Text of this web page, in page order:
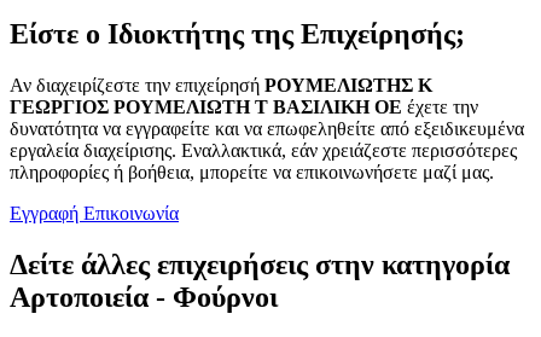
Είστε ο Ιδιοκτήτης της Επιχείρησής;
Αν διαχειρίζεστε την επιχείρησή ΡΟΥΜΕΛΙΩΤΗΣ Κ
ΓΕΩΡΓΙΟΣ ΡΟΥΜΕΛΙΩΤΗ Τ ΒΑΣΙΛΙΚΗ ΟΕ έχετε την
δυνατότητα να εγγραφείτε και να επωφεληθείτε από εξειδικευμένα
εργαλεία διαχείρισης. Εναλλακτικά, εάν χρειάζεστε περισσότερες
πληροφορίες ή βοήθεια, μπορείτε να επικοινωνήσετε μαζί μας.
Εγγραφή Επικοινωνία
Δείτε άλλες επιχειρήσεις στην κατηγορία
Αρτοποιεία - Φούρνοι